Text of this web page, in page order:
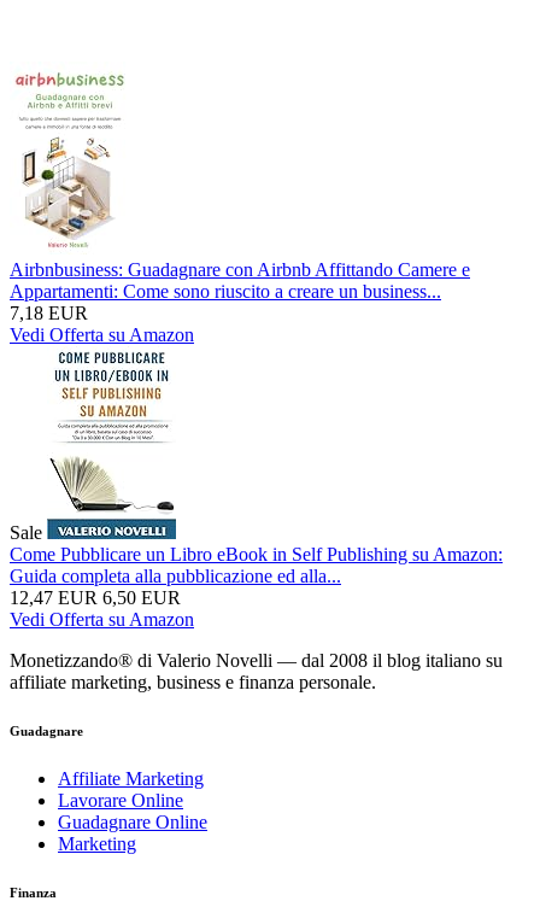
Airbnbusiness: Guadagnare con Airbnb Affittando Camere e
Appartamenti: Come sono riuscito a creare un business...
7,18 EUR
Vedi Offerta su Amazon
Sale
Come Pubblicare un Libro eBook in Self Publishing su Amazon:
Guida completa alla pubblicazione ed alla...
12,47 EUR 6,50 EUR
Vedi Offerta su Amazon
Monetizzando® di Valerio Novelli — dal 2008 il blog italiano su
affiliate marketing, business e finanza personale.
Guadagnare
Affiliate Marketing
Lavorare Online
Guadagnare Online
Marketing
Finanza